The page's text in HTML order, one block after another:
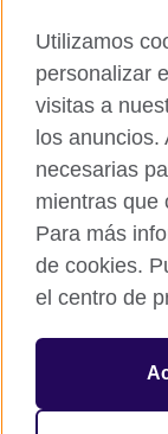
British Council
Políticas de
Cookies
© 2026 British
The United
Utilizamos
personalizar
visitas a
los
necesarias
mientras que
Para más
de cookies.
el centro de